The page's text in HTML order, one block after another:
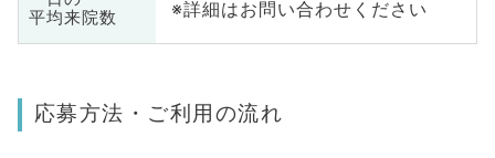
平均来院数
※詳細はお問い合わせください
応募方法・ご利用の流れ